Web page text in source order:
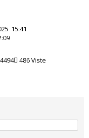
15:41
486 Viste